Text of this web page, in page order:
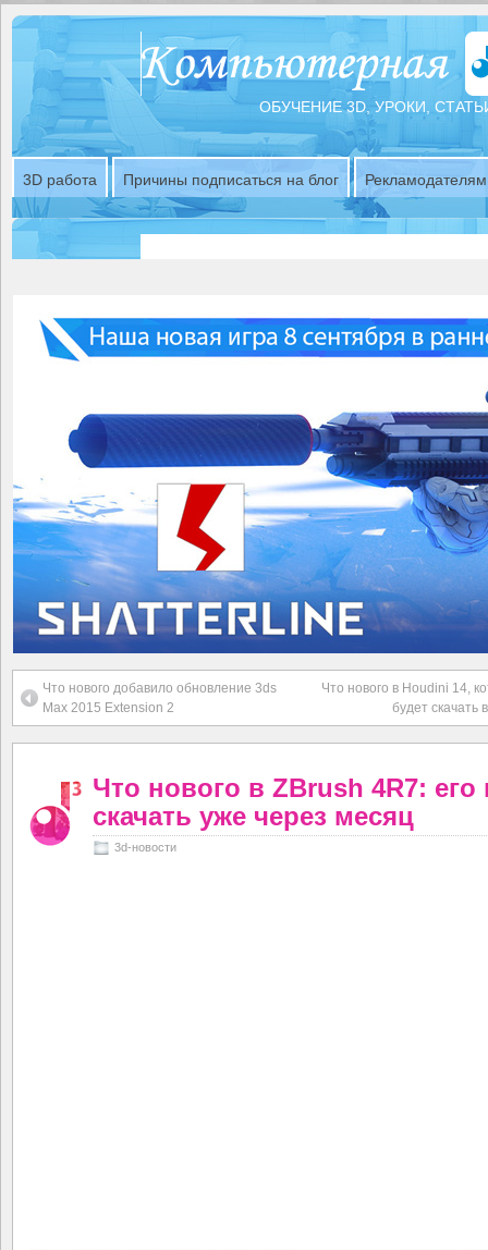
ОБУЧЕНИЕ 3D, УРОКИ,
3D работа Причины подписаться на блог Рекламодателям
Что нового добавило обновление 3ds
Max 2015 Extension 2
Что нового в Houdini 14,
будет скачать
Что нового в ZBrush 4R7:
скачать уже через месяц
3d-новости